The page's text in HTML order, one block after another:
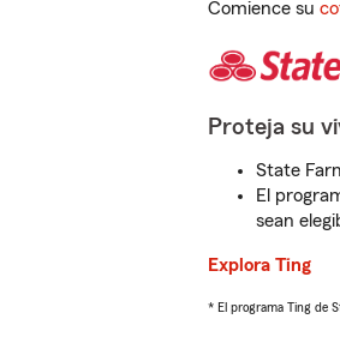
Comience su
Proteja su
State
El
sean
Explora Ting
* El programa Ting de